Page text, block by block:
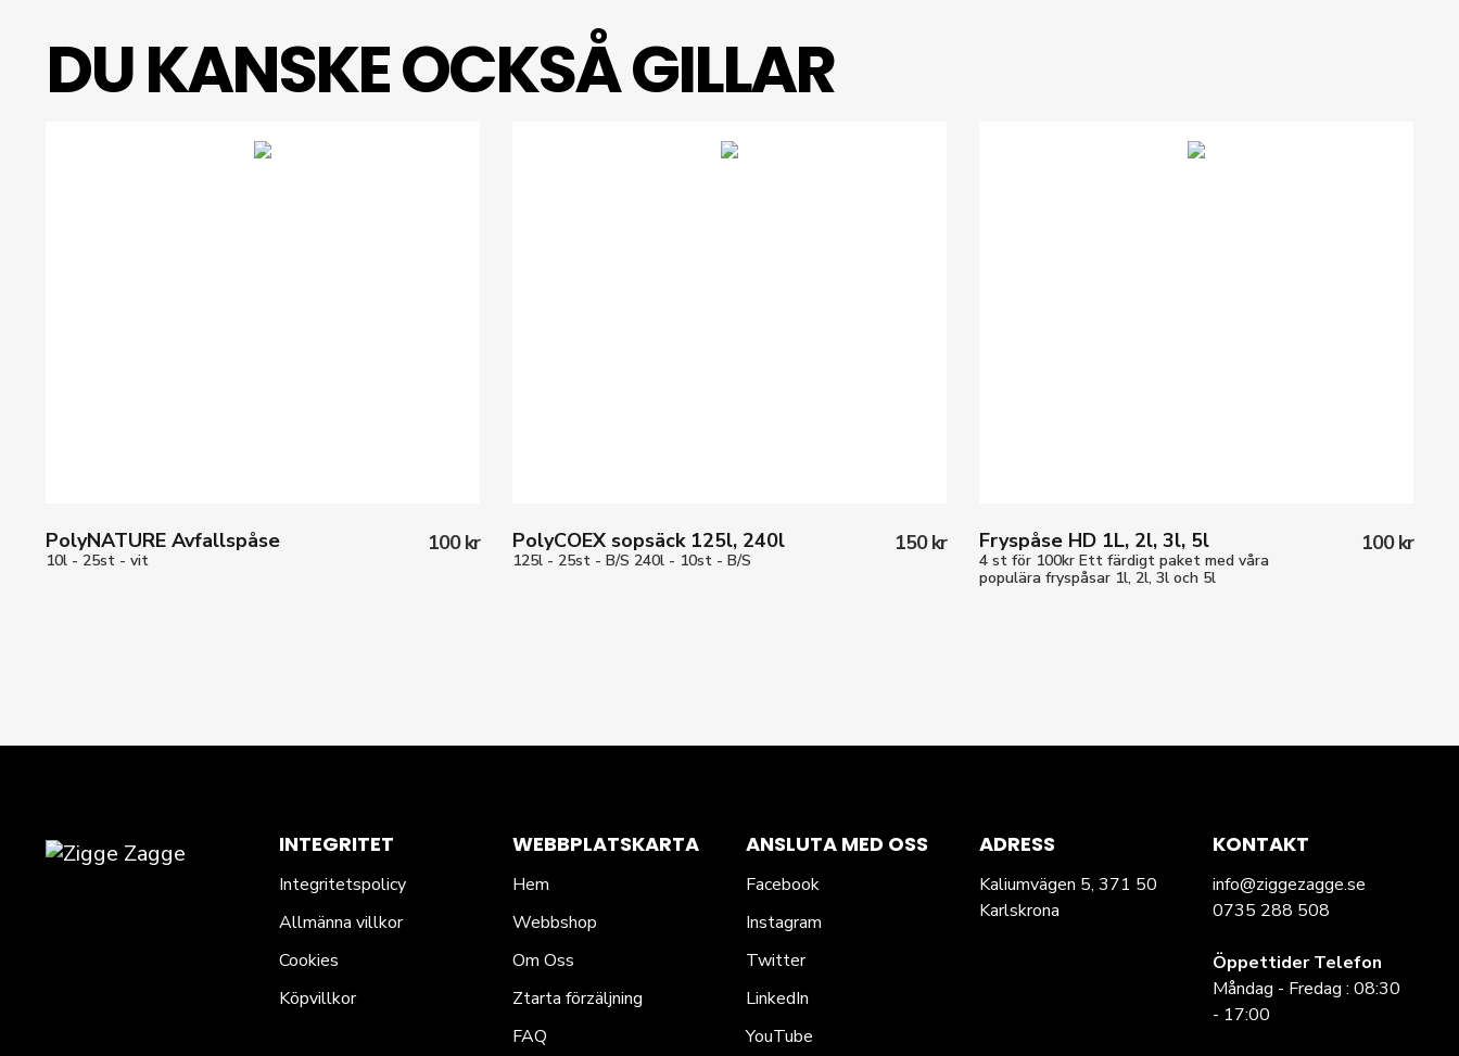
DU KANSKE OCKSÅ GILLAR
PolyNATURE Avfallspåse
10l - 25st - vit
100 kr PolyCOEX sopsäck 125l, 240l
125l - 25st - B/S 240l - 10st - B/S
150 kr Fryspåse HD 1L, 2l, 3l, 5l
4 st för 100kr Ett färdigt paket med våra
populära fryspåsar 1l, 2l, 3l och 5l
100 kr
INTEGRITET
Integritetspolicy
Allmänna villkor
Cookies
Köpvillkor
WEBBPLATSKARTA
Hem
Webbshop
Om Oss
Ztarta förzäljning
FAQ
ANSLUTA MED OSS
Facebook
Instagram
Twitter
LinkedIn
YouTube
ADRESS
Kaliumvägen 5, 371 50
Karlskrona
KONTAKT
info@ziggezagge.se
0735 288 508
Öppettider Telefon
Måndag - Fredag : 08:30
- 17:00